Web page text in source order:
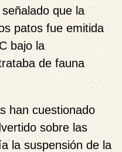
que la
patos fue emitida
bajo la
de fauna
han cuestionado
sobre las
la suspensión de la